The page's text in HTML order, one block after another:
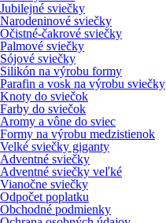
Jubilejné sviečky
Narodeninové sviečky
Očistné-čakrové sviečky
Palmové sviečky
Sójové sviečky
Silikón na výrobu formy
Parafin a vosk na výrobu sviečky
Knoty do sviečok
Farby do sviečok
Aromy a vône do sviec
Formy na výrobu medzistienok
Velké sviečky giganty
Adventné sviečky
Adventné sviečky veľké
Vianočne sviečky
Odpočet poplatku
Obchodné podmienky